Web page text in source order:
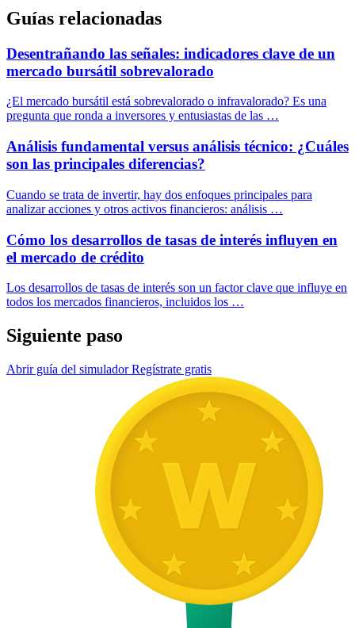
Guías relacionadas
Desentrañando las señales: indicadores clave de un
mercado bursátil sobrevalorado
¿El mercado bursátil está sobrevalorado o infravalorado? Es una
pregunta que ronda a inversores y entusiastas de las …
Análisis fundamental versus análisis técnico: ¿Cuáles
son las principales diferencias?
Cuando se trata de invertir, hay dos enfoques principales para
analizar acciones y otros activos financieros: análisis …
Cómo los desarrollos de tasas de interés influyen en
el mercado de crédito
Los desarrollos de tasas de interés son un factor clave que influye en
todos los mercados financieros, incluidos los …
Siguiente paso
Abrir guía del simuladorRegístrate gratis